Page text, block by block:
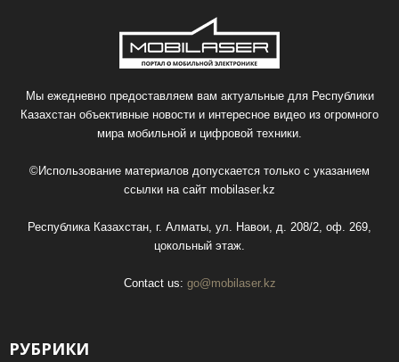
Мы ежедневно предоставляем вам актуальные для Республики
Казахстан объективные новости и интересное видео из огромного
мира мобильной и цифровой техники.
©Использование материалов допускается только с указанием
ссылки на сайт mobilaser.kz
Республика Казахстан, г. Алматы, ул. Навои, д. 208/2, оф. 269,
цокольный этаж.
Contact us: go@mobilaser.kz
РУБРИКИ